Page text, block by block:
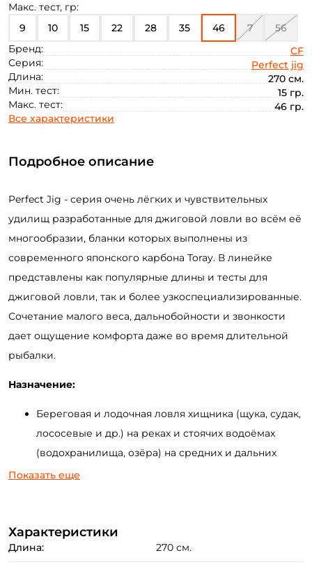
Макс. тест, гр:
9
10 15 22 28 35 46 7
56
Бренд:
CF
Серия:
Perfect jig
Длина:
270 см.
Мин. тест:
15 гр.
Макс. тест:
46 гр.
Все характеристики
Подробное описание
Perfect Jig - серия очень лёгких и чувствительных
удилищ разработанные для джиговой ловли во всём её
многообразии, бланки которых выполнены из
современного японского карбона Toray. В линейке
представлены как популярные длины и тесты для
джиговой ловли, так и более узкоспециализированные.
Сочетание малого веса, дальнобойности и звонкости
дает ощущение комфорта даже во время длительной
рыбалки.
Назначение:
Береговая и лодочная ловля хищника (щука, судак,
лососевые и др.) на реках и стоячих водоёмах
(водохранилища, озёра) на средних и дальних
дистанциях 50-90 м.
приманки, поролоновые рыбки, мандулы и др).
Ловля на воблеры минноу (до 12-13 см.) и кренки
Показать еще
Характеристики
Длина: 270 см.